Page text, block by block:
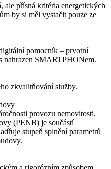
ale přísná kritéria energetických
by si měl vystačit pouze ze
pomocník – prvotní
nahrazen SMARTPHONem.
zkvalitňování služby.
provozu nemovitosti.
(PENB) je součástí
stupeň splnění parametrů